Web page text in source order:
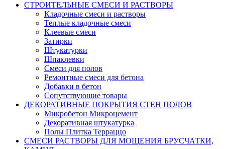
СТРОИТЕЛЬНЫЕ СМЕСИ И РАСТВОРЫ
Кладочные смеси и растворы
Теплые кладочные смеси
Клеевые смеси
Затирки
Штукатурки
Шпаклевки
Смеси для полов
Ремонтные смеси для бетона
Добавки в бетон
Сопутствующие товары
ДЕКОРАТИВНЫЕ ПОКРЫТИЯ СТЕН ПОЛОВ
Микробетон Микроцемент
Декоративная штукатурка
Полы Плитка Терраццо
СМЕСИ РАСТВОРЫ ДЛЯ МОЩЕНИЯ БРУСЧАТКИ,